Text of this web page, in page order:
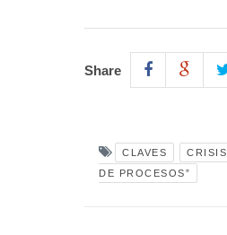
Share
CLAVES CRISIS
DE PROCESOS”